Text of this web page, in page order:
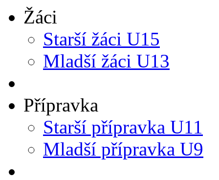
Žáci
Starší žáci U15
Mladší žáci U13
Přípravka
Starší přípravka U11
Mladší přípravka U9